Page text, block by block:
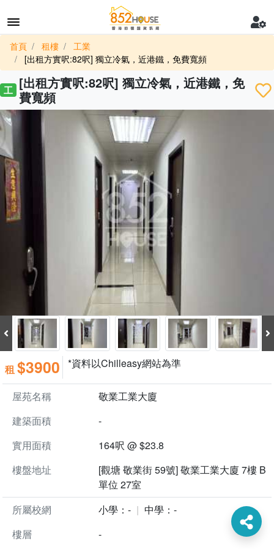
首頁 租樓
工業
[出租方實呎:82呎] 獨立冷氣，近港鐵，免費寬頻
工 [出租方實呎:82呎] 獨立冷氣，近港鐵，免
費寬頻
租$3900 *資料以Chilleasy網站為準
屋苑名稱
敬業工業大廈
建築面積
-
實用面積
164呎 @ $23.8
樓盤地址
[觀塘 敬業街 59號] 敬業工業大廈 7樓 B
單位 27室
所屬校網
小學：-
中學：-
樓層
-